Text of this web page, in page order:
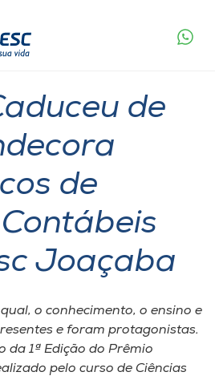
de
de
Joaçaba
o conhecimento, o ensino e
e foram protagonistas.
da 1ª Edição do Prêmio
pelo curso de Ciências